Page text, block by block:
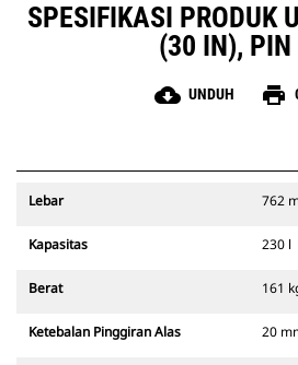
SPESIFIKASI PRODUK
(30 IN), PIN
cloud_download UNDUH print
Lebar 762
Kapasitas 230 l
Berat 161
Ketebalan Pinggiran Alas 20